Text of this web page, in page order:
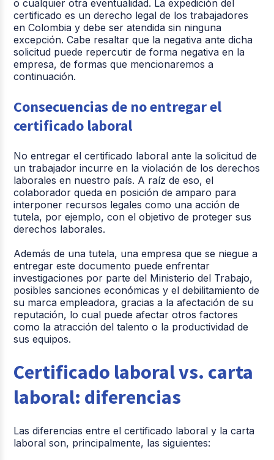
o cualquier otra eventualidad. La expedición del
certificado es un derecho legal de los trabajadores
en Colombia y debe ser atendida sin ninguna
excepción. Cabe resaltar que la negativa ante dicha
solicitud puede repercutir de forma negativa en la
empresa, de formas que mencionaremos a
continuación.
Consecuencias de no entregar el
certificado laboral
No entregar el certificado laboral ante la solicitud de
un trabajador incurre en la violación de los derechos
laborales en nuestro país. A raíz de eso, el
colaborador queda en posición de amparo para
interponer recursos legales como una acción de
tutela, por ejemplo, con el objetivo de proteger sus
derechos laborales.
Además de una tutela, una empresa que se niegue a
entregar este documento puede enfrentar
investigaciones por parte del Ministerio del Trabajo,
posibles sanciones económicas y el debilitamiento de
su marca empleadora, gracias a la afectación de su
reputación, lo cual puede afectar otros factores
como la atracción del talento o la productividad de
sus equipos.
Certificado laboral vs. carta
laboral: diferencias
Las diferencias entre el certificado laboral y la carta
laboral son, principalmente, las siguientes: